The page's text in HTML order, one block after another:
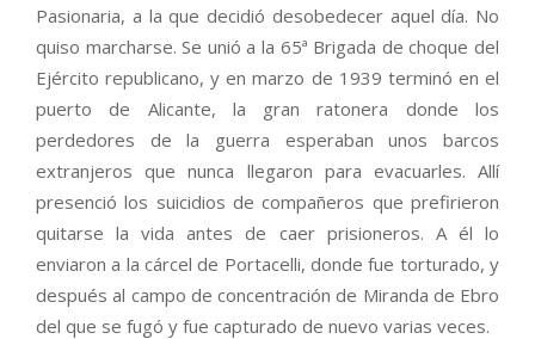
Pasionaria, a la que decidió desobedecer aquel día. No
quiso marcharse. Se unió a la 65ª Brigada de choque del
Ejército republicano, y en marzo de 1939 terminó en el
puerto de Alicante, la gran ratonera donde los
perdedores de la guerra esperaban unos barcos
extranjeros que nunca llegaron para evacuarles. Allí
presenció los suicidios de compañeros que prefirieron
quitarse la vida antes de caer prisioneros. A él lo
enviaron a la cárcel de Portacelli, donde fue torturado, y
después al campo de concentración de Miranda de Ebro
del que se fugó y fue capturado de nuevo varias veces.